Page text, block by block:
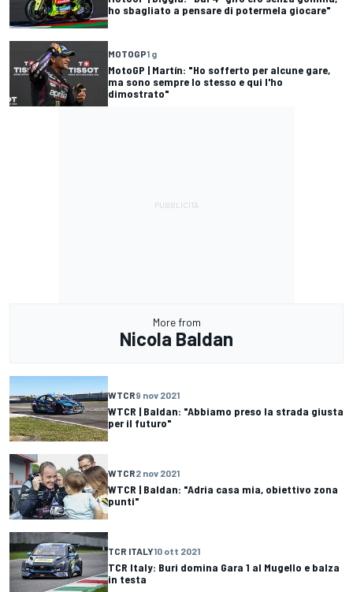
ho sbagliato a pensare di potermela giocare"
MOTOGP1 g
MotoGP | Martín: "Ho sofferto per alcune gare,
ma sono sempre lo stesso e qui l'ho
dimostrato"
More from
Nicola Baldan
WTCR9 nov 2021
WTCR | Baldan: "Abbiamo preso la strada giusta
per il futuro"
WTCR2 nov 2021
WTCR | Baldan: "Adria casa mia, obiettivo zona
punti"
TCR ITALY10 ott 2021
TCR Italy: Buri domina Gara 1 al Mugello e balza
in testa